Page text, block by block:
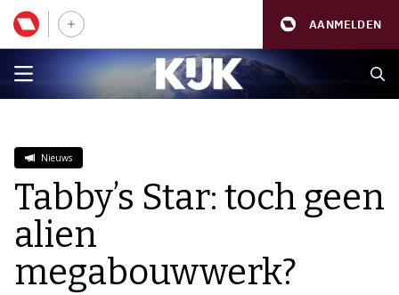
AANMELDEN
Nieuws
Tabby’s Star: toch geen
alien
megabouwwerk?